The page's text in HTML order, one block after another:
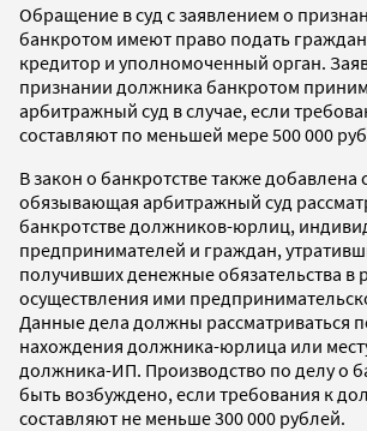
Обращение в суд с заявлением о
банкротом имеют право подать
кредитор и уполномоченный орган.
признании должника банкротом
арбитражный суд в случае, если
составляют по меньшей мере 500 000
В закон о банкротстве также добавлена
обязывающая арбитражный суд
банкротстве должников-юрлиц,
предпринимателей и граждан,
получивших денежные обязательства в
осуществления ими
Данные дела должны рассматриваться
нахождения должника-юрлица или
должника-ИП. Производство по делу о
быть возбуждено, если требования к
составляют не меньше 300 000 рублей.